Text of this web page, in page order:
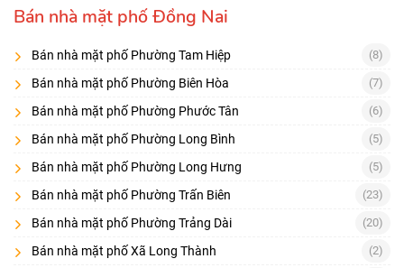
mặt tiền thoáng , bề ngang hợp lý, dễ làm bảng hiệu
Kiểm tralưu lượng xe, hướng di chuyển, điểm quay đầu
Đánh giá khả năng cho thuê
vuông vức
Checklist quan trọng
Lộ giới/quy hoạch mở rộng đường
Vỉa hè – chỗ đậu xe – điểm dừng đỗ
Bề ngang – chiều sâu, mặt bằng có cột chắn không
Kết cấu nhà (tầng trệt tối ưu kinh doanh)
Bán nhà mặt phố Đồng Nai
Bán nhà mặt phố Phường Tam Hiệp (8)
Bán nhà mặt phố Phường Biên Hòa (7)
Bán nhà mặt phố Phường Phước Tân (6)
Bán nhà mặt phố Phường Long Bình (5)
Bán nhà mặt phố Phường Long Hưng (5)
Bán nhà mặt phố Phường Trấn Biên (23)
Bán nhà mặt phố Phường Trảng Dài (20)
Bán nhà mặt phố Xã Long Thành (2)